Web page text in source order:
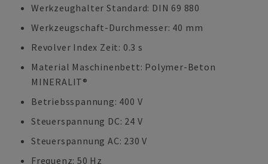
Werkzeughalter Standard: DIN 69 880
Werkzeugschaft-Durchmesser: 40 mm
Revolver Index Zeit: 0.3 s
Material Maschinenbett: Polymer-Beton
MINERALIT®
Betriebsspannung: 400 V
Steuerspannung DC: 24 V
Steuerspannung AC: 230 V
Frequenz: 50 Hz